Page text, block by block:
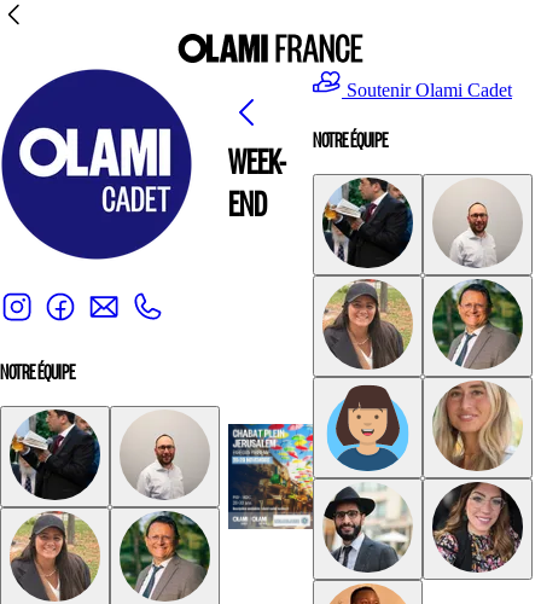
NOTRE ÉQUIPE
WEEK-
END
Soutenir Olami Cadet
NOTRE ÉQUIPE